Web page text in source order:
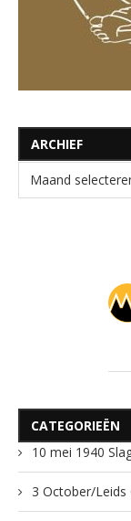
ARCHIEF
CATEGORIEËN
10 mei 1940
3 October/Leids